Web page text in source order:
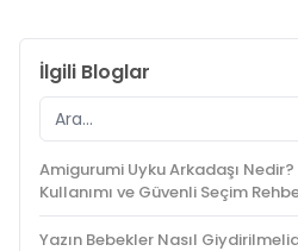
İlgili Bloglar
Amigurumi Uyku Arkadaşı
Kullanımı ve Güvenli Seçim
Yazın Bebekler Nasıl